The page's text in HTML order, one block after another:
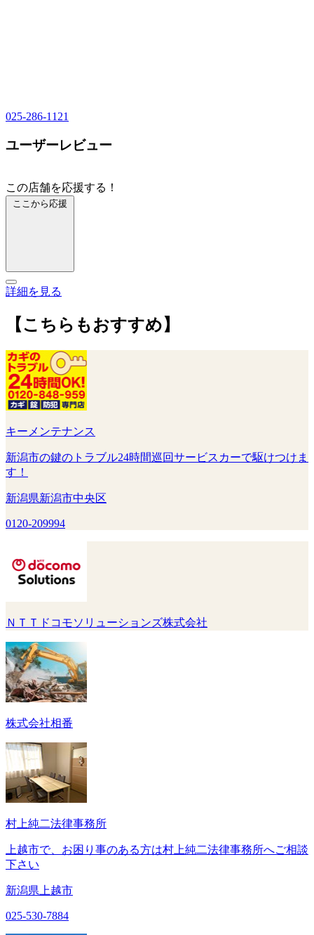
025-286-1121
ユーザーレビュー
この店舗を応援する！
ここから応援
詳細を見る
【こちらもおすすめ】
キーメンテナンス
新潟市の鍵のトラブル24時間巡回サービスカーで駆けつけま
す！
新潟県新潟市中央区
0120-209994
ＮＴＴドコモソリューションズ株式会社
株式会社相番
村上純二法律事務所
上越市で、お困り事のある方は村上純二法律事務所へご相談
下さい
新潟県上越市
025-530-7884